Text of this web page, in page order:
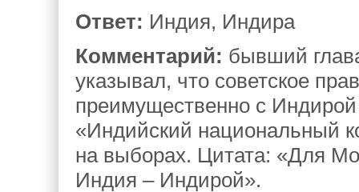
Ответ: Индия, Индира
Комментарий: бывший
указывал, что советское
преимущественно с
«Индийский национальный
на выборах. Цитата: «Для
Индия – Индирой».